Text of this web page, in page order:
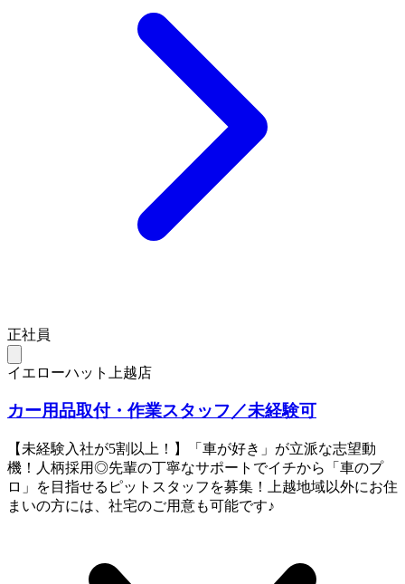
正社員
イエローハット上越店
カー用品取付・作業スタッフ／未経験可
【未経験入社が5割以上！】「車が好き」が立派な志望動
機！人柄採用◎先輩の丁寧なサポートでイチから「車のプ
ロ」を目指せるピットスタッフを募集！上越地域以外にお住
まいの方には、社宅のご用意も可能です♪